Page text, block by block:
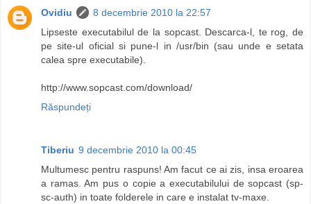
Ovidiu
8 decembrie 2010 la 22:57
Lipseste executabilul de la sopcast. Descarca-l, te rog, de
pe site-ul oficial si pune-l in /usr/bin (sau unde e setata
calea spre executabile).
http://www.sopcast.com/download/
Răspundeți
Tiberiu 9 decembrie 2010 la 00:45
Multumesc pentru raspuns! Am facut ce ai zis, insa eroarea
a ramas. Am pus o copie a executabilului de sopcast (sp-
sc-auth) in toate folderele in care e instalat tv-maxe.